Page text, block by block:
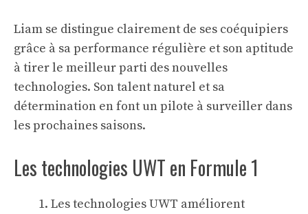
Liam se distingue clairement de ses coéquipiers
grâce à sa performance régulière et son aptitude
à tirer le meilleur parti des nouvelles
technologies. Son talent naturel et sa
détermination en font un pilote à surveiller dans
les prochaines saisons.
Les technologies UWT en Formule 1
Les technologies UWT améliorent